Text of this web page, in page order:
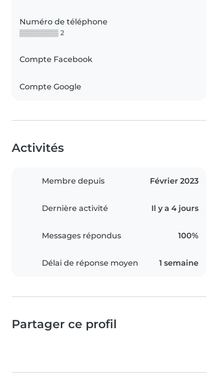
Numéro de téléphone
▒▒▒▒▒▒▒▒ 2
Compte Facebook
Compte Google
Activités
Membre depuis Février 2023
Dernière activité Il y a 4 jours
Messages répondus 100%
Délai de réponse moyen 1 semaine
Partager ce profil